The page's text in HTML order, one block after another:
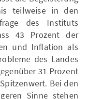
teilweise in den
des Instituts
43 Prozent der
und Inflation als
des Landes
31 Prozent
Bei den
Sinne stehen